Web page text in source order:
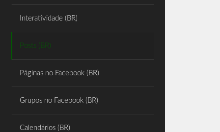
Interatividade (BR)
Posts (BR)
Páginas no Facebook (BR)
Grupos no Facebook (BR)
Calendários (BR)